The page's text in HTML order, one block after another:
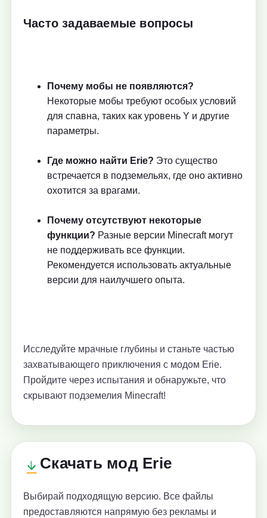
Часто задаваемые вопросы
Почему мобы не появляются?
Некоторые мобы требуют особых условий
для спавна, таких как уровень Y и другие
параметры.
Где можно найти Erie? Это существо
встречается в подземельях, где оно активно
охотится за врагами.
Почему отсутствуют некоторые
функции? Разные версии Minecraft могут
не поддерживать все функции.
Рекомендуется использовать актуальные
версии для наилучшего опыта.
Исследуйте мрачные глубины и станьте частью
захватывающего приключения с модом Erie.
Пройдите через испытания и обнаружьте, что
скрывают подземелия Minecraft!
Скачать мод Erie
Выбирай подходящую версию. Все файлы
предоставляются напрямую без рекламы и